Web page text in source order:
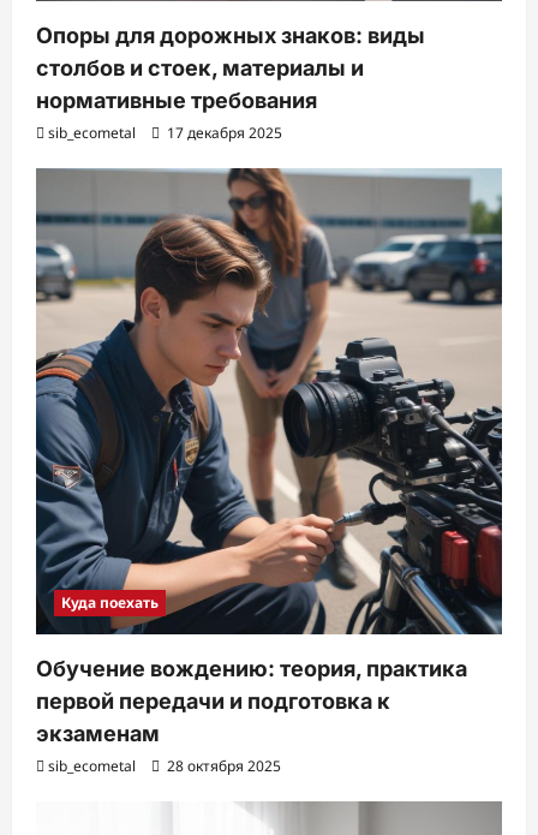
Опоры для дорожных знаков: виды
столбов и стоек, материалы и
нормативные требования
sib_ecometal 17 декабря 2025
Куда поехать
Обучение вождению: теория, практика
первой передачи и подготовка к
экзаменам
sib_ecometal 28 октября 2025